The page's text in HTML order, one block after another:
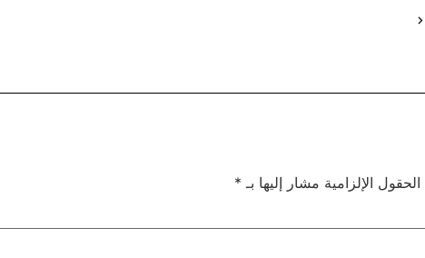
الحقول الإلزامية مشار إليها بـ *